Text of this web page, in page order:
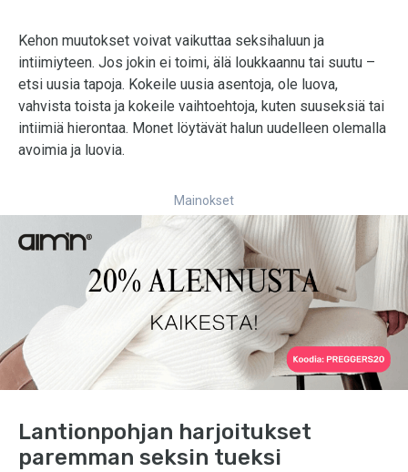
Kehon muutokset voivat vaikuttaa seksihaluun ja
intiimiyteen. Jos jokin ei toimi, älä loukkaannu tai suutu –
etsi uusia tapoja. Kokeile uusia asentoja, ole luova,
vahvista toista ja kokeile vaihtoehtoja, kuten suuseksiä tai
intiimiä hierontaa. Monet löytävät halun uudelleen olemalla
avoimia ja luovia.
Mainokset
Lantionpohjan harjoitukset
paremman seksin tueksi